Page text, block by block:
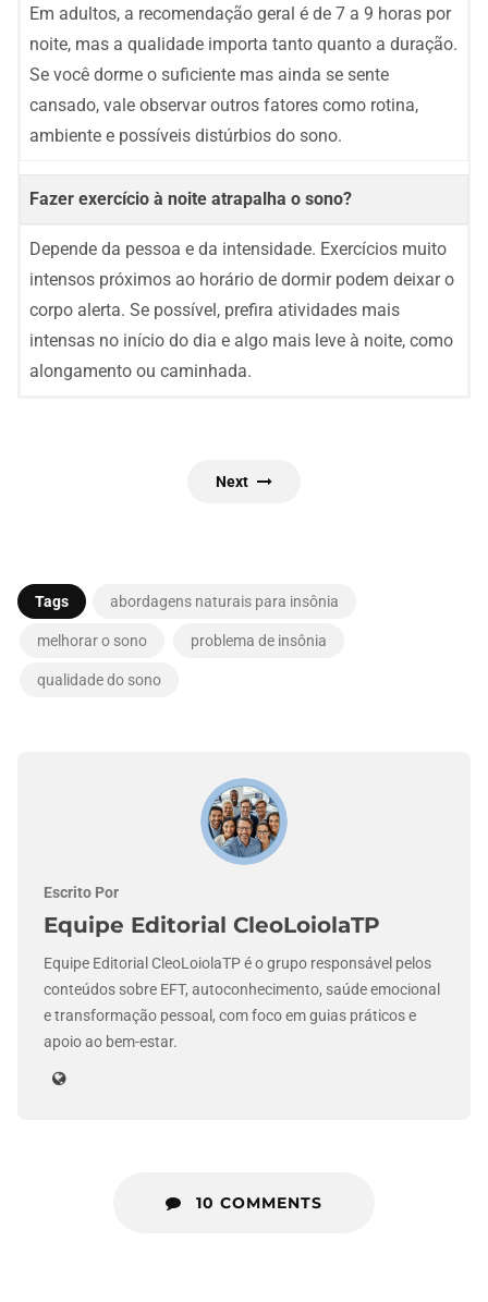
Em adultos, a recomendação geral é de 7 a 9 horas por
noite, mas a qualidade importa tanto quanto a duração.
Se você dorme o suficiente mas ainda se sente
cansado, vale observar outros fatores como rotina,
ambiente e possíveis distúrbios do sono.
Fazer exercício à noite atrapalha o sono?
Depende da pessoa e da intensidade. Exercícios muito
intensos próximos ao horário de dormir podem deixar o
corpo alerta. Se possível, prefira atividades mais
intensas no início do dia e algo mais leve à noite, como
alongamento ou caminhada.
Next
Tags abordagens naturais para insônia
melhorar o sono problema de insônia
qualidade do sono
Escrito Por
Equipe Editorial CleoLoiolaTP
Equipe Editorial CleoLoiolaTP é o grupo responsável pelos
conteúdos sobre EFT, autoconhecimento, saúde emocional
e transformação pessoal, com foco em guias práticos e
apoio ao bem-estar.
10 COMMENTS